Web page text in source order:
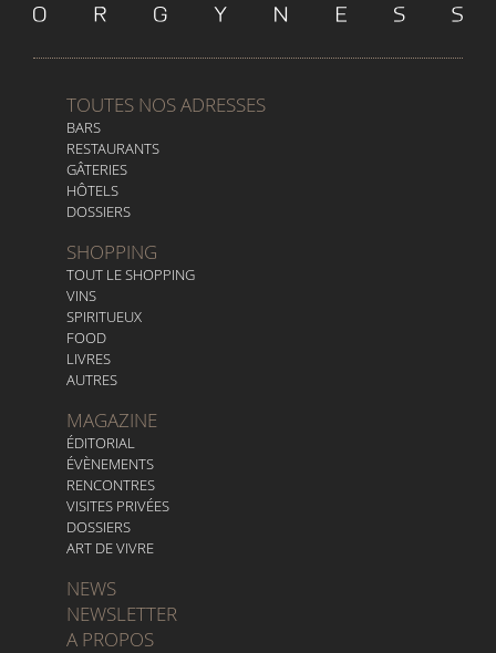
TOUTES NOS ADRESSES
BARS
RESTAURANTS
GÂTERIES
HÔTELS
DOSSIERS
SHOPPING
TOUT LE SHOPPING
VINS
SPIRITUEUX
FOOD
LIVRES
AUTRES
MAGAZINE
ÉDITORIAL
ÉVÈNEMENTS
RENCONTRES
VISITES PRIVÉES
DOSSIERS
ART DE VIVRE
NEWS
NEWSLETTER
A PROPOS